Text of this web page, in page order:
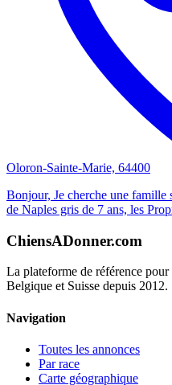
Oloron-Sainte-Marie, 64400
Bonjour, Je cherche une famille
de Naples gris de 7 ans, les
ChiensADonner.com
La plateforme de référence
Belgique et Suisse depuis 2012.
Navigation
Toutes les annonces
Par race
Carte géographique